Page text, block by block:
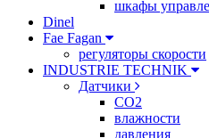
шкафы
Dinel
Fae Fagan
регуляторы скорости
INDUSTRIE TECHNIK
Датчики
CO2
влажности
давления